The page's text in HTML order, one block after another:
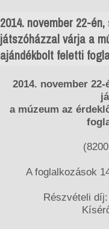
2014. november 22-
játszóházzal várja a
ajándékbolt feletti
2014. november
a múzeum az
A foglalkozások
Részvételi